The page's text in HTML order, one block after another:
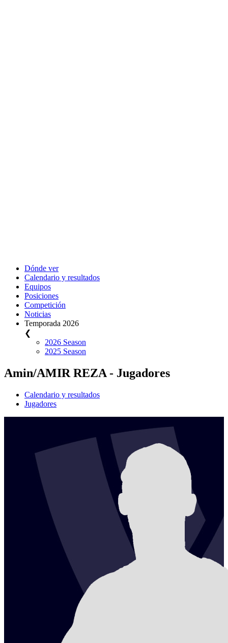
Dónde ver
Calendario y resultados
Equipos
Posiciones
Competición
Noticias
Temporada 2026
❮
2026 Season
2025 Season
Amin/AMIR REZA - Jugadores
Calendario y resultados
Jugadores